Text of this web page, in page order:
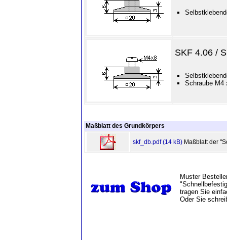
SKF 4.06 /
Schraube M4
Maßblatt des Grundkörpers
skf_db.pdf (14 kB) Maßblatt der
Muster
tragen Sie
Oder Sie